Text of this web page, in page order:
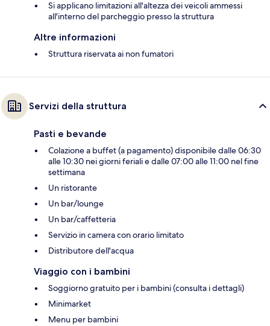
Si applicano limitazioni all'altezza dei veicoli ammessi
all'interno del parcheggio presso la struttura
Altre informazioni
Struttura riservata ai non fumatori
Servizi della struttura
Pasti e bevande
Colazione a buffet (a pagamento) disponibile dalle 06:30
alle 10:30 nei giorni feriali e dalle 07:00 alle 11:00 nel fine
settimana
Un ristorante
Un bar/lounge
Un bar/caffetteria
Servizio in camera con orario limitato
Distributore dell'acqua
Viaggio con i bambini
Soggiorno gratuito per i bambini (consulta i dettagli)
Minimarket
Menu per bambini